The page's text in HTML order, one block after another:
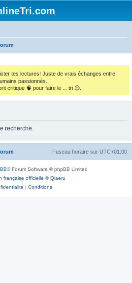
tes lectures! Juste de vrais échanges entre
passionnés.
critique 🧠 pour faire le ... tri 😉.
recherche.
Fuseau horaire sur UTC+01:00
® Forum Software © phpBB Limited
française officielle ©Qiaeru
| Conditions